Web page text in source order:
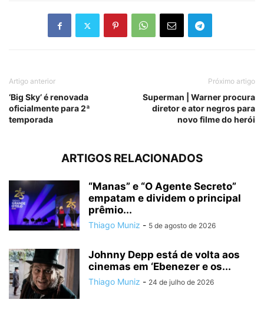
Artigo anterior
‘Big Sky’ é renovada
oficialmente para 2ª
temporada
Próximo artigo
Superman | Warner procura
diretor e ator negros para
novo filme do herói
ARTIGOS RELACIONADOS
“Manas” e “O Agente Secreto”
empatam e dividem o principal
prêmio...
Thiago Muniz - 5 de agosto de 2026
Johnny Depp está de volta aos
cinemas em ‘Ebenezer e os...
Thiago Muniz - 24 de julho de 2026